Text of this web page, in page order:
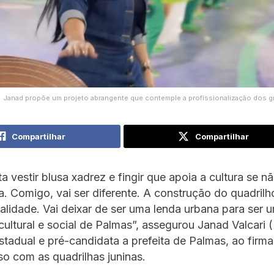
Janad propõe um projeto abrangente que contemple a profissionalização dos
Compartilhar Compartilhar
vestir blusa xadrez e fingir que apoia a cultura se
Comigo, vai ser diferente. A construção do
Vai deixar de ser uma lenda urbana para ser
e social de Palmas”, assegurou Janad Valcari
e pré-candidata a prefeita de Palmas, ao
com as quadrilhas juninas.